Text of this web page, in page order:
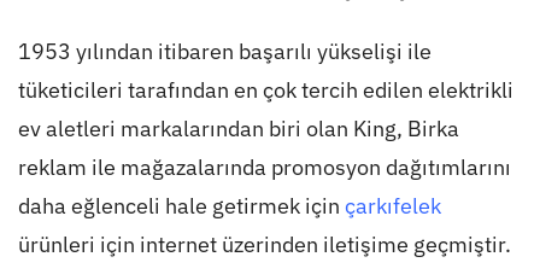
1953 yılından itibaren başarılı yükselişi ile
tüketicileri tarafından en çok tercih edilen elektrikli
ev aletleri markalarından biri olan King, Birka
reklam ile mağazalarında promosyon dağıtımlarını
daha eğlenceli hale getirmek için çarkıfelek
ürünleri için internet üzerinden iletişime geçmiştir.